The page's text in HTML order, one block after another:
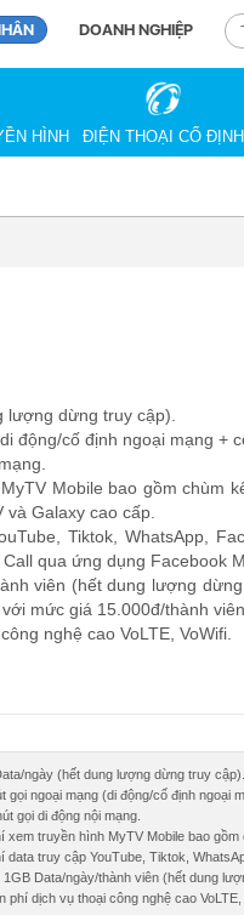
DOANH NGHIỆP
HÌNH ĐIỆN THOẠI CỐ ĐỊNH
lượng dừng truy cập).
động/cố định ngoại mạng +
Mobile bao gồm chùm
và Galaxy cao cấp.
Tiktok, WhatsApp,
qua ứng dụng Facebook
viên (hết dung lượng
mức giá 15.000đ/thành
nghệ cao VoLTE, VoWifi.
ngày (hết dung lượng dừng truy cập).
gọi ngoại mạng (di động/cố định ngoại
gọi di động nội mạng.
xem truyền hình MyTV Mobile bao
data truy cập YouTube, Tiktok,
1GB Data/ngày/thành viên (hết dung
phí dịch vụ thoại công nghệ cao VoLTE,